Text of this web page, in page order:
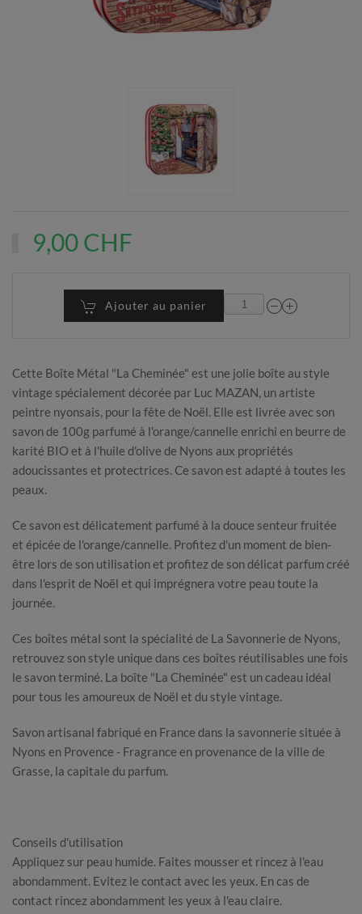
9,00 CHF
Ajouter au panier
Cette Boîte Métal "La Cheminée" est une jolie boîte au style
vintage spécialement décorée par Luc MAZAN, un artiste
peintre nyonsais, pour la fête de Noël. Elle est livrée avec son
savon de 100g parfumé à l'orange/cannelle enrichi en beurre de
karité BIO et à l'huile d'olive de Nyons aux propriétés
adoucissantes et protectrices. Ce savon est adapté à toutes les
peaux.
Ce savon est délicatement parfumé à la douce senteur fruitée
et épicée de l'orange/cannelle. Profitez d'un moment de bien-
être lors de son utilisation et profitez de son délicat parfum créé
dans l'esprit de Noël et qui imprégnera votre peau toute la
journée.
Ces boîtes métal sont la spécialité de La Savonnerie de Nyons,
retrouvez son style unique dans ces boîtes réutilisables une fois
le savon terminé. La boîte "La Cheminée" est un cadeau idéal
pour tous les amoureux de Noël et du style vintage.
Savon artisanal fabriqué en France dans la savonnerie située à
Nyons en Provence - Fragrance en provenance de la ville de
Grasse, la capitale du parfum.
Conseils d'utilisation
Appliquez sur peau humide. Faites mousser et rincez à l'eau
abondamment. Evitez le contact avec les yeux. En cas de
contact rincez abondamment les yeux à l'eau claire.